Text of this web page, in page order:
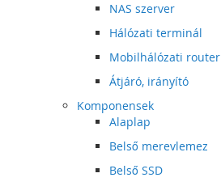
NAS szerver
Hálózati terminál
Mobilhálózati router
Átjáró, irányító
Komponensek
Alaplap
Belső merevlemez
Belső SSD